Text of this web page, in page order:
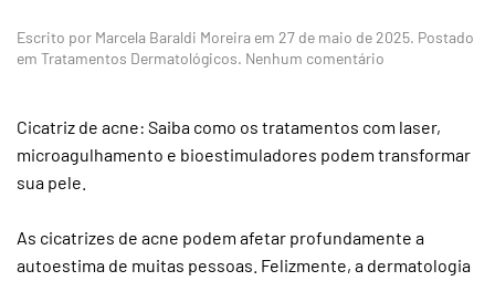
Escrito por Marcela Baraldi Moreira em 27 de maio de 2025. Postado
em Tratamentos Dermatológicos. Nenhum comentário
acne
solução
Cicatriz de acne: Saiba como os tratamentos com laser,
microagulhamento e bioestimuladores podem transformar
sua pele.
As cicatrizes de acne podem afetar profundamente a
autoestima de muitas pessoas. Felizmente, a dermatologia